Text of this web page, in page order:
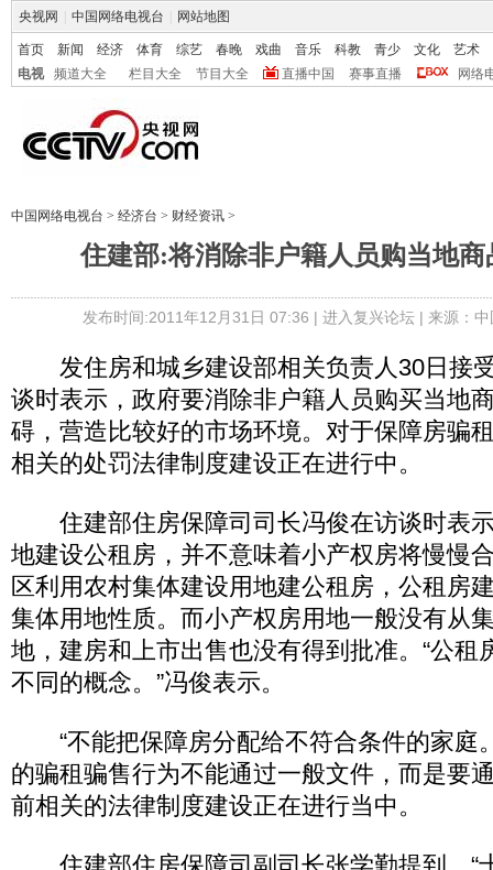
央视网 中国网络电视台 网站地图
首页 新闻 经济 体育 综艺 春晚 戏曲 音乐 科教 青少 文化
艺术
电视
频道大全 栏目大全 节目大全 直播中国 赛事直播 网络
中国网络电视台 > 经济台 > 财经资讯 >
住建部:将消除非户籍人员购当地商
发布时间:2011年12月31日 07:36 | 进入复兴论坛| 来源：
发住房和城乡建设部相关负责人30日接
谈时表示，政府要消除非户籍人员购买当地
碍，营造比较好的市场环境。对于保障房骗
相关的处罚法律制度建设正在进行中。
住建部住房保障司司长冯俊在访谈时表
地建设公租房，并不意味着小产权房将慢慢
区利用农村集体建设用地建公租房，公租房
集体用地性质。而小产权房用地一般没有从
地，建房和上市出售也没有得到批准。“公租
不同的概念。”冯俊表示。
“不能把保障房分配给不符合条件的家庭
的骗租骗售行为不能通过一般文件，而是要
前相关的法律制度建设正在进行当中。